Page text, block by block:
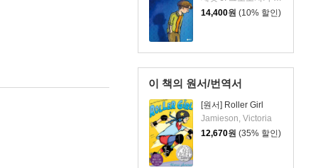
14,400원 (10% 할인)
이 책의 원서/번역서
[원서] Roller Girl
Jamieson, Victoria
12,670원 (35% 할인)